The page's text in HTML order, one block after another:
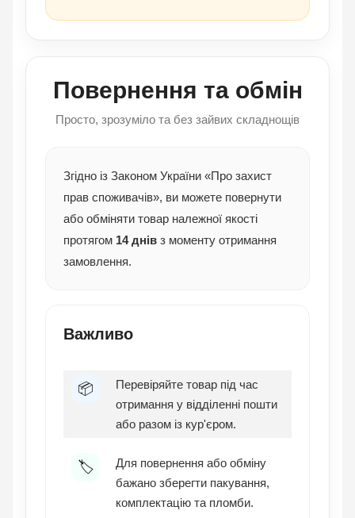
Повернення та обмін
Просто, зрозуміло та без зайвих складнощів
Згідно із Законом України «Про захист
прав споживачів», ви можете повернути
або обміняти товар належної якості
протягом 14 днів з моменту отримання
замовлення.
Важливо
📦
Перевіряйте товар під час
отримання у відділенні пошти
або разом із кур'єром.
🏷️
Для повернення або обміну
бажано зберегти пакування,
комплектацію та пломби.